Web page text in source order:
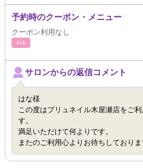
予約時のクーポン・メニュー
クーポン利用なし
ﾈｲﾙ
サロンからの返信コメント
はな様
この度はプリュネイル木屋瀬店をご
す。
満足いただけて何よりです。
またのご利用心よりお待ちしておりま